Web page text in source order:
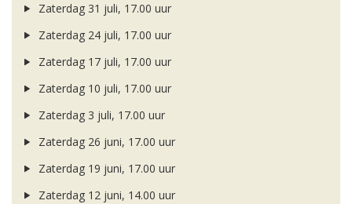
Zaterdag 31 juli, 17.00 uur
Zaterdag 24 juli, 17.00 uur
Zaterdag 17 juli, 17.00 uur
Zaterdag 10 juli, 17.00 uur
Zaterdag 3 juli, 17.00 uur
Zaterdag 26 juni, 17.00 uur
Zaterdag 19 juni, 17.00 uur
Zaterdag 12 juni, 14.00 uur